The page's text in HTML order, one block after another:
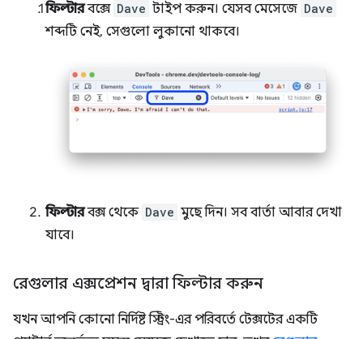
ফিল্টারবক্সে Dave টাইপ করুন। যেসব মেসেজে Dave
শব্দটি নেই, সেগুলো লুকানো থাকবে।
ফিল্টারবক্স থেকে Dave মুছে দিন। সব বার্তা আবার দেখা
যাবে।
রেগুলার এক্সপ্রেশন দ্বারা ফিল্টার করুন
যখন আপনি কোনো নির্দিষ্ট স্ট্রিং-এর পরিবর্তে টেক্সটের একটি